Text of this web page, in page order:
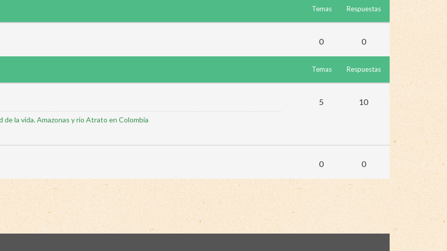
Respuestas
Temas
0
0
Respuestas
Temas
de la vida. Amazonas y rio Atrato en Colombia
10
5
0
0